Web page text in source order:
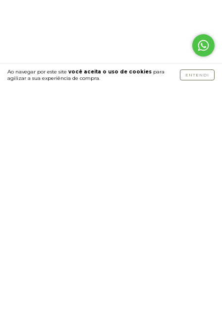
Ao navegar por este site você aceita o uso de cookies para
agilizar a sua experiência de compra.
ENTENDI